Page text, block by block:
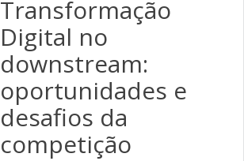
Transformação
Digital no
downstream:
oportunidades e
desafios da
competição